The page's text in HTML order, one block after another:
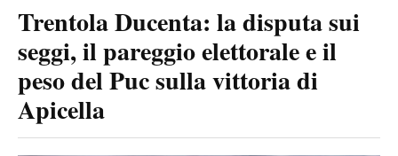
Trentola Ducenta: la disputa sui
seggi, il pareggio elettorale e il
peso del Puc sulla vittoria di
Apicella